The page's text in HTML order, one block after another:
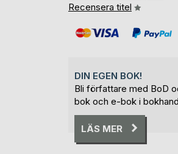
Recensera titel
DIN EGEN BOK!
Bli författare med BoD
bok och e-bok i
LÄS MER